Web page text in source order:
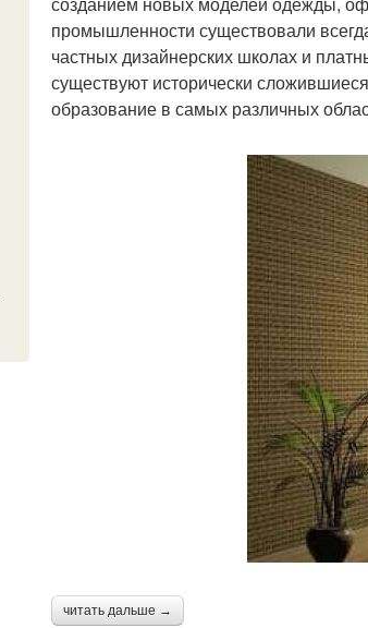
промышленности существовали
частных дизайнерских школах и
существуют исторически
образование в самых различных
читать дальше →